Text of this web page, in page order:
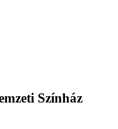
Színház